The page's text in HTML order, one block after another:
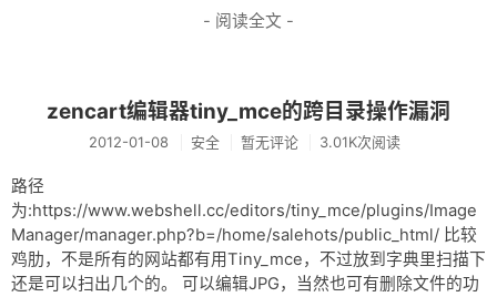
留言
Rss
- 阅读全文 -
zencart编辑器tiny_mce的跨目录操作漏洞
2012-01-08 安全 暂无评论 3.01K次阅读
路径
为:https://www.webshell.cc/editors/tiny_mce/plugins/Image
Manager/manager.php?b=/home/salehots/public_html/ 比较
鸡肋，不是所有的网站都有用Tiny_mce，不过放到字典里扫描下
还是可以扫出几个的。 可以编辑JPG，当然也可有删除文件的功